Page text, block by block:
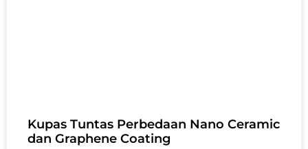
Kupas Tuntas Perbedaan Nano Ceramic
dan Graphene Coating